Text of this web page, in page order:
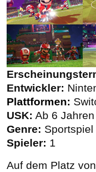
Entwickler:
Plattformen:
USK: Ab 6 Jahren
Genre: Sportspiel
Spieler: 1
Auf dem Platz